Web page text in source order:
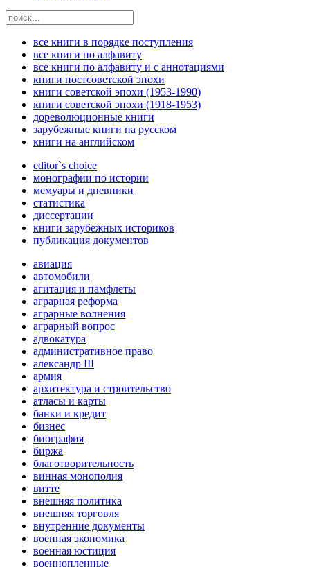
все книги в порядке поступления
все книги по алфавиту
все книги по алфавиту и с аннотациями
книги постсоветской эпохи
книги советской эпохи (1953-1990)
книги советской эпохи (1918-1953)
дореволюционные книги
зарубежные книги на русском
книги на английском
editor`s choice
монографии по истории
мемуары и дневники
статистика
диссертации
книги зарубежных историков
публикация документов
авиация
автомобили
агитация и памфлеты
аграрная реформа
аграрные волнения
аграрный вопрос
адвокатура
административное право
александр III
армия
архитектура и строительство
атласы и карты
банки и кредит
бизнес
биография
биржа
благотворительность
винная монополия
витте
внешняя политика
внешняя торговля
внутренние документы
военная экономика
военная юстиция
военнопленные